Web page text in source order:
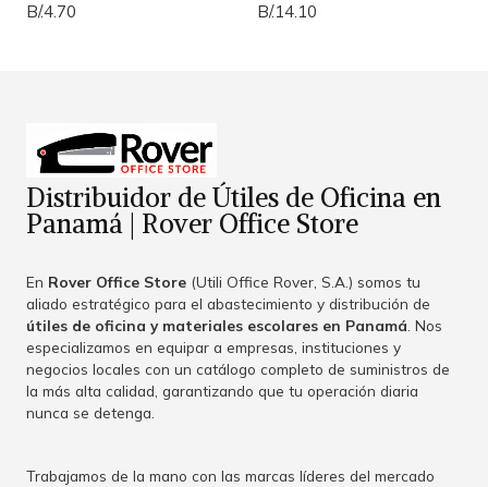
B/.4.70 B/.14.10
Distribuidor de Útiles de Oficina en
Panamá | Rover Office Store
En Rover Office Store (Utili Office Rover, S.A.) somos tu
aliado estratégico para el abastecimiento y distribución de
útiles de oficina y materiales escolares en Panamá . Nos
especializamos en equipar a empresas, instituciones y
negocios locales con un catálogo completo de suministros de
la más alta calidad, garantizando que tu operación diaria
nunca se detenga.
Trabajamos de la mano con las marcas líderes del mercado